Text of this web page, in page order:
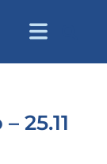
25.11